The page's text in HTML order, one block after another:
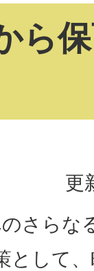
ら
更
さらな
として